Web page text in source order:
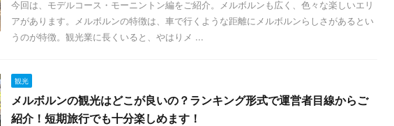
今回は、モデルコース・モーニントン編をご紹介。メルボルンも広く、色々な楽しいエリ
アがあります。メルボルンの特徴は、車で行くような距離にメルボルンらしさがあるとい
うのが特徴。観光業に長くいると、やはりメ ...
観光
メルボルンの観光はどこが良いの？ランキング形式で運営者目線からご
紹介！短期旅行でも十分楽しめます！